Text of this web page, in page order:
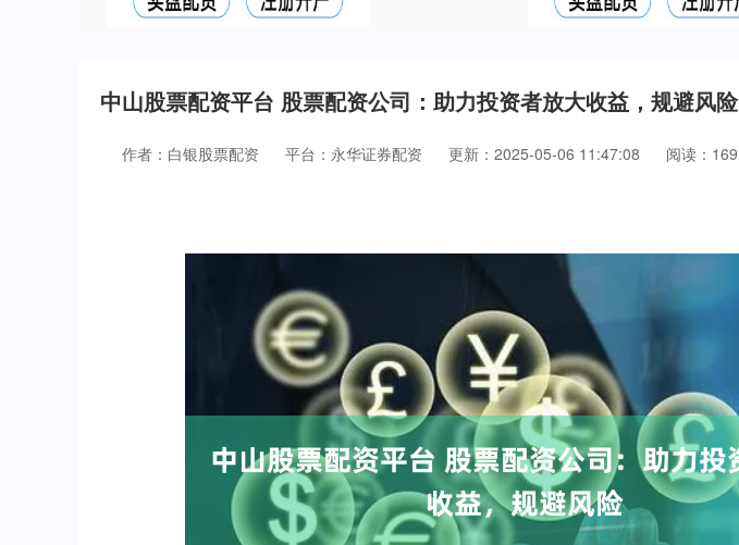
中山股票配资平台 股票配资公司：助力投资者放大收益，规避风险
作者：白银股票配资 平台：永华证券配资 更新：2025-05-06 11:47:08 阅读：169